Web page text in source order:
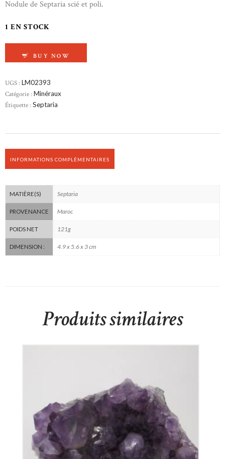
Nodule de Septaria scié et poli.
1 EN STOCK
BUY NOW
UGS : LM02393
Catégorie : Minéraux
Étiquette : Septaria
INFORMATIONS COMPLÉMENTAIRES
MATIÈRE(S) Septaria
PROVENANCE Maroc
POIDS NET 121g
DIMENSION : 4.9 x 5.6 x 3 cm
Produits similaires
Améthyste du Brésil
110 €